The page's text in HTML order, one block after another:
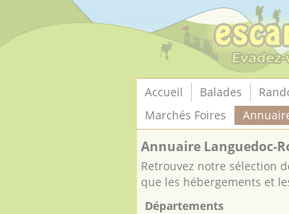
Accueil Balades
Marchés Foires
Annuaire Languedoc-
Retrouvez notre sélection
que les hébergements et
Départements
Panneau de gestion des cookies